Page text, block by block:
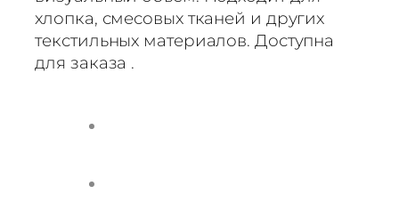
хлопка, смесовых тканей и других
текстильных материалов. Доступна
для заказа .